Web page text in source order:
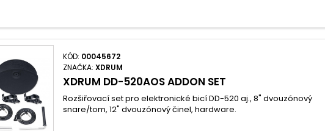
KÓD: 00045672
ZNAČKA:XDRUM
XDRUM DD-520AOS ADDON SET
Rozšiřovací set pro elektronické bicí DD-520 aj., 8" dvouzónový
snare/tom, 12" dvouzónový činel, hardware.